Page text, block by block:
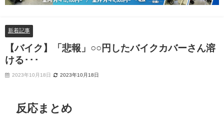
新着記事
【バイク】「悲報」○○円したバイクカバーさん溶
ける･･･
2023年10月18日 2023年10月18日
反応まとめ